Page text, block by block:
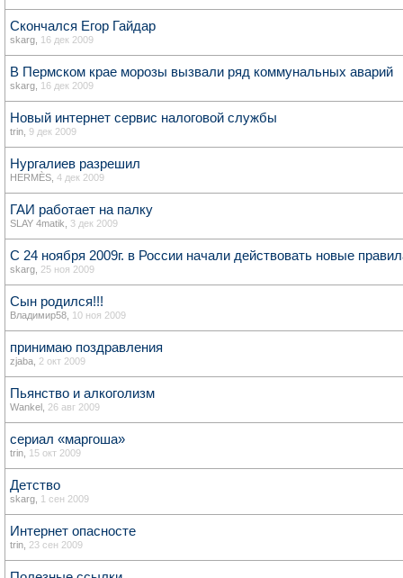
Скончался Егор Гайдар
skarg 16 дек 2009
В Пермском крае морозы вызвали ряд коммунальных аварий
skarg 16 дек 2009
Новый интернет сервис налоговой службы
trin 9 дек 2009
Нургалиев разрешил
HERMÈS 4 дек 2009
ГАИ работает на палку
SLAY 4matik 3 дек 2009
С 24 ноября 2009г. в России начали действовать новые
skarg 25 ноя 2009
Сын родился!!!
Владимир58 10 ноя 2009
принимаю поздравления
zjaba 2 окт 2009
Пьянство и алкоголизм
Wankel 26 авг 2009
сериал «маргоша»
trin 15 окт 2009
Детство
skarg 1 сен 2009
Интернет опасносте
trin 23 сен 2009